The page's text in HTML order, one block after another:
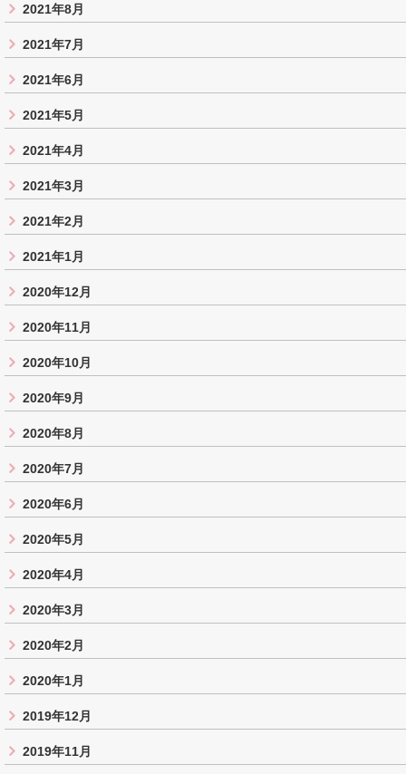
2021年8月
2021年7月
2021年6月
2021年5月
2021年4月
2021年3月
2021年2月
2021年1月
2020年12月
2020年11月
2020年10月
2020年9月
2020年8月
2020年7月
2020年6月
2020年5月
2020年4月
2020年3月
2020年2月
2020年1月
2019年12月
2019年11月